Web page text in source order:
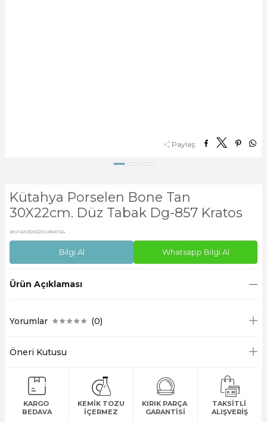
Paylaş:
Kütahya Porselen Bone Tan
30X22cm. Düz Tabak Dg-857 Kratos
BNTAN30X22DU89A724
Bilgi Al Whatsapp Bilgi Al
Ürün Açıklaması
Yorumlar (0)
Öneri Kutusu
KARGO
BEDAVA
KEMİK TOZU
İÇERMEZ
KIRIK PARÇA
GARANTİSİ
TAKSİTLİ
ALIŞVERİŞ